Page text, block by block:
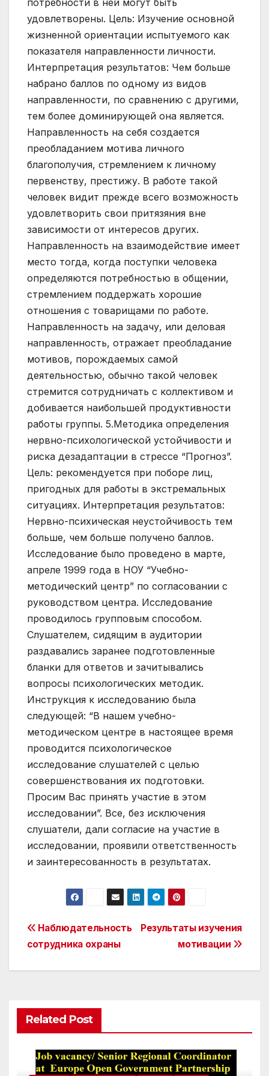
потребности в ней могут быть
удовлетворены. Цель: Изучение основной
жизненной ориентации испытуемого как
показателя направленности личности.
Интерпретация результатов: Чем больше
набрано баллов по одному из видов
направленности, по сравнению с другими,
тем более доминирующей она является.
Направленность на себя создается
преобладанием мотива личного
благополучия, стремлением к личному
первенству, престижу. В работе такой
человек видит прежде всего возможность
удовлетворить свои притязяния вне
зависимости от интересов других.
Направленность на взаимодействие имеет
место тогда, когда поступки человека
определяются потребностью в общении,
стремлением поддержать хорошие
отношения с товарищами по работе.
Направленность на задачу, или деловая
направленность, отражает преобладание
мотивов, порождаемых самой
деятельностью, обычно такой человек
стремится сотрудничать с коллективом и
добивается наибольшей продуктивности
работы группы. 5.Методика определения
нервно-психологической устойчивости и
риска дезадаптации в стрессе “Прогноз”.
Цель: рекомендуется при поборе лиц,
пригодных для работы в экстремальных
ситуациях. Интерпретация результатов:
Нервно-психическая неустойчивость тем
больше, чем больше получено баллов.
Исследование было проведено в марте,
апреле 1999 года в НОУ “Учебно-
методический центр” по согласовании с
руководством центра. Исследование
проводилось групповым способом.
Слушателем, сидящим в аудитории
раздавались заранее подготовленные
бланки для ответов и зачитывались
вопросы психологических методик.
Инструкция к исследованию была
следующей: “В нашем учебно-
методическом центре в настоящее время
проводится психологическое
исследование слушателей с целью
совершенствования их подготовки.
Просим Вас принять участие в этом
исследовании”. Все, без исключения
слушатели, дали согласие на участие в
исследовании, проявили ответственность
и заинтересованность в результатах.
Post
navigation
Результаты изучения
мотивации
Наблюдательность
сотрудника охраны
Related Post